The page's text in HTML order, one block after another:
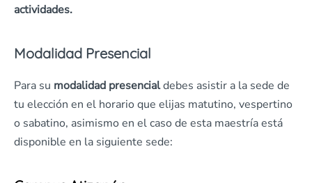
actividades.
Modalidad Presencial
Para su modalidad presencialdebes asistir a la sede de
tu elección en el horario que elijas matutino, vespertino
o sabatino, asimismo en el caso de esta maestríaestá
disponible en la siguiente sede: